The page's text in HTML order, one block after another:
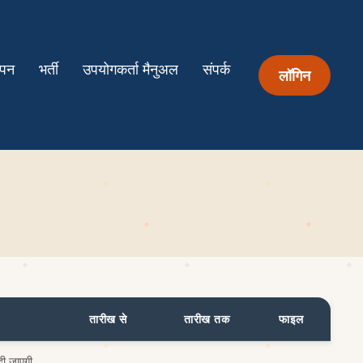
भर्ती उपयोगकर्ता मैनुअल संपर्क लॉगिन
तारीख से तारीख तक फाइल